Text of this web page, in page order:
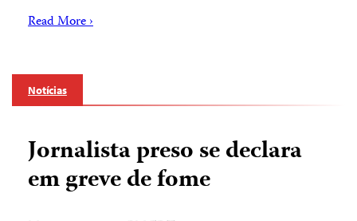
Read More ›
Notícias
Jornalista preso se declara
em greve de fome